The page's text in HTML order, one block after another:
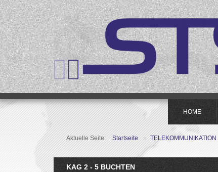
HOME
Aktuelle Seite: Startseite » TELEKOMMUNIKATION
KAG 2 - 5 BUCHTEN